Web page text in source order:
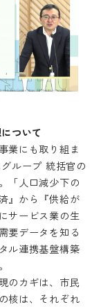
ついて
業にも取り組ま
ループ 統括官の
「人口減少下の
』から『供給が
サービス業の生
要データを知る
ル連携基盤構築
のカギは、市民
核は、それぞれ